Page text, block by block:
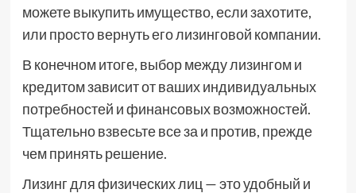
можете выкупить имущество, если захотите,
или просто вернуть его лизинговой компании.
В конечном итоге, выбор между лизингом и
кредитом зависит от ваших индивидуальных
потребностей и финансовых возможностей.
Тщательно взвесьте все за и против, прежде
чем принять решение.
Лизинг для физических лиц — это удобный и